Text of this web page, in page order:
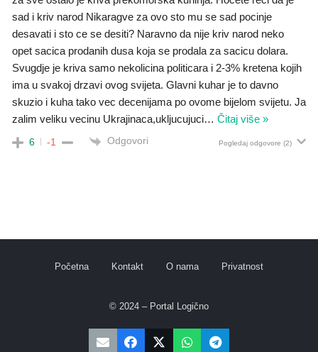
sad i kriv narod Nikaragve za ovo sto mu se sad pocinje
desavati i sto ce se desiti? Naravno da nije kriv narod neko
opet sacica prodanih dusa koja se prodala za sacicu dolara.
Svugdje je kriva samo nekolicina politicara i 2-3% kretena kojih
ima u svakoj drzavi ovog svijeta. Glavni kuhar je to davno
skuzio i kuha tako vec decenijama po ovome bijelom svijetu. Ja
zalim veliku vecinu Ukrajinaca,ukljucujuci… Čitaj više »
6 -1 Odgovori Pogledaj odgovore (2)
Početna Kontakt O nama Privatnost
© 2024 – Portal Logično